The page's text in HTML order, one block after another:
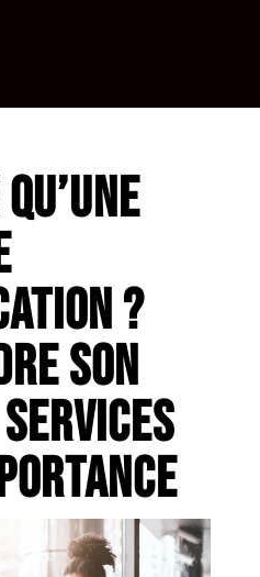
?
son